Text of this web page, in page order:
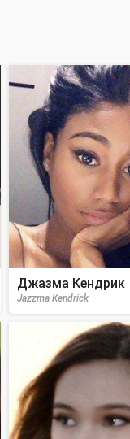
Джазма Кендрик
Jazzma Kendrick